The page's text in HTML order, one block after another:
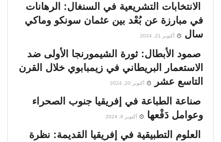
الانتخابات التشريعية في السنغال: الرهانات
في مبارزة عن بُعْد بين عثمان سونكو وماكي
سال
أكتوبر 21, 2024
صمود الأبطال: ثورة الشيمورنجا الأولى ضد
الاستعمار البريطاني في زيمبابوي خلال القرن
التاسع عشر
أكتوبر 20, 2024
صناعة الطباعة في إفريقيا جنوب الصحراء
وعوامل دَفْعها
أكتوبر 6, 2024
العلوم التطبيقية في إفريقيا القديمة: نظرة